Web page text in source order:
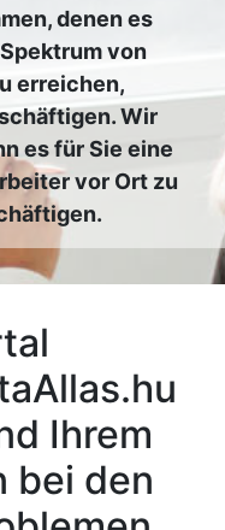
denen es
von
erreichen,
Wir
es für Sie eine
vor Ort zu
Ihrem
bei den